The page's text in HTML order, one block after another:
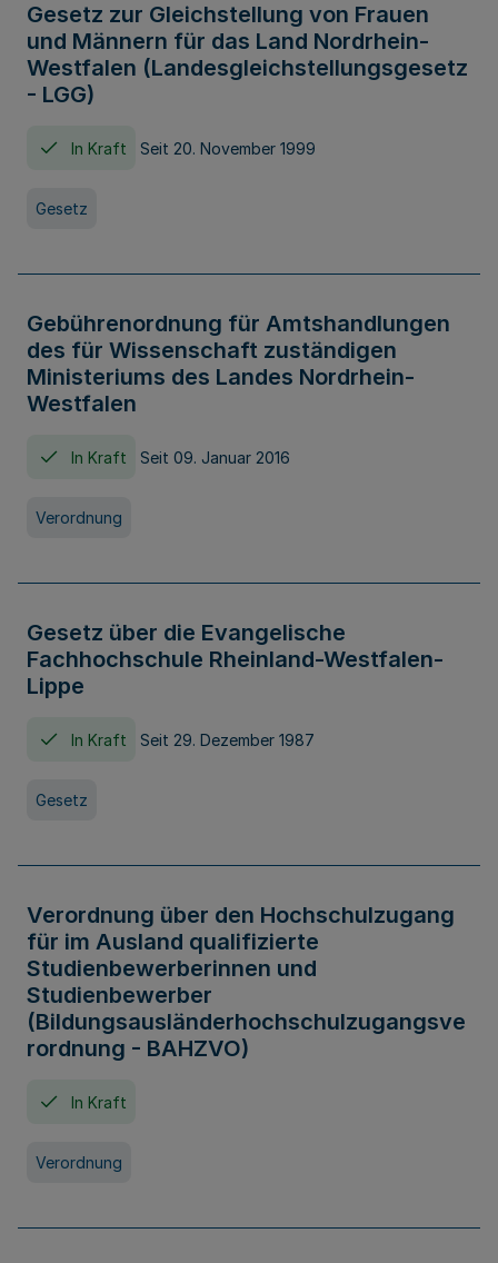
Gesetz zur Gleichstellung von Frauen
und Männern für das Land Nordrhein-
Westfalen (Landesgleichstellungsgesetz
- LGG)
In Kraft Seit 20. November 1999
Gesetz
Gebührenordnung für Amtshandlungen
des für Wissenschaft zuständigen
Ministeriums des Landes Nordrhein-
Westfalen
In Kraft Seit 09. Januar 2016
Verordnung
Gesetz über die Evangelische
Fachhochschule Rheinland-Westfalen-
Lippe
In Kraft Seit 29. Dezember 1987
Gesetz
Verordnung über den Hochschulzugang
für im Ausland qualifizierte
Studienbewerberinnen und
Studienbewerber
(Bildungsausländerhochschulzugangsve
rordnung - BAHZVO)
In Kraft
Verordnung